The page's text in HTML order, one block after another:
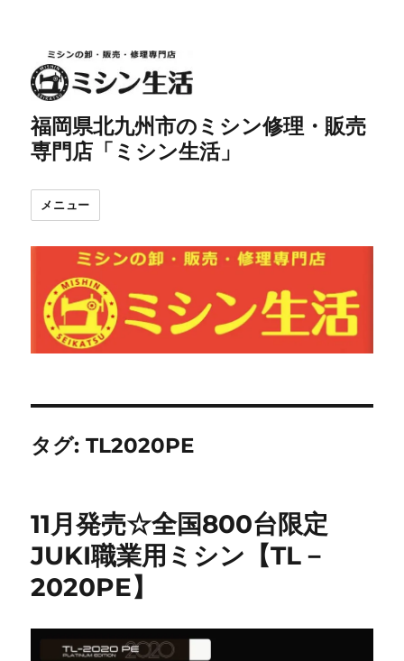
福岡県北九州市のミシン修理・販売
専門店「ミシン生活」
メニュー
タグ:TL2020PE
11月発売☆全国800台限定
JUKI職業用ミシン【TL－
2020PE】